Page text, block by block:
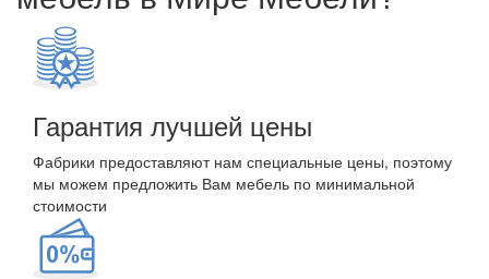
Гарантия лучшей цены
Фабрики предоставляют нам специальные цены, поэтому
мы можем предложить Вам мебель по минимальной
стоимости